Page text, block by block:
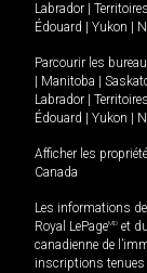
Labrador
Édouard
Yukon
Parcourir les
Manitoba
Labrador
Édouard
Yukon
Afficher les
Canada
Les informations
Royal LePageMD et
canadienne de
inscriptions tenues